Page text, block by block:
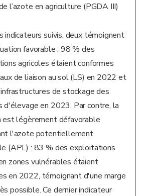
l’azote en agriculture (PGDA III)
indicateurs suivis, deux témoignent
favorable : 98 % des
agricoles étaient conformes
de liaison au sol (LS) en 2022 et
de stockage des
d'élevage en 2023. Par contre, la
est légèrement défavorable
l'azote potentiellement
(APL) : 83 % des exploitations
zones vulnérables étaient
en 2022, témoignant d'une marge
possible. Ce dernier indicateur